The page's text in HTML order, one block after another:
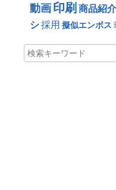
動画 印刷 商品紹介
シ採用 擬似エンボス